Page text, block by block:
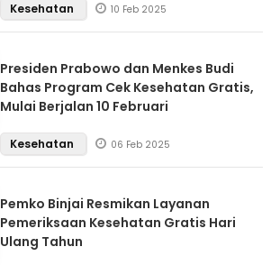
Kesehatan 10 Feb 2025
Presiden Prabowo dan Menkes Budi
Bahas Program Cek Kesehatan Gratis,
Mulai Berjalan 10 Februari
Kesehatan 06 Feb 2025
Pemko Binjai Resmikan Layanan
Pemeriksaan Kesehatan Gratis Hari
Ulang Tahun